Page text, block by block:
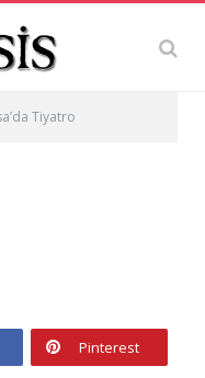
Tiyatro
Pinterest